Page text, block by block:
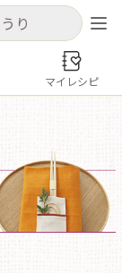
キャンセル
録
キャンセル
ンツ
ろこし
マイレシピ